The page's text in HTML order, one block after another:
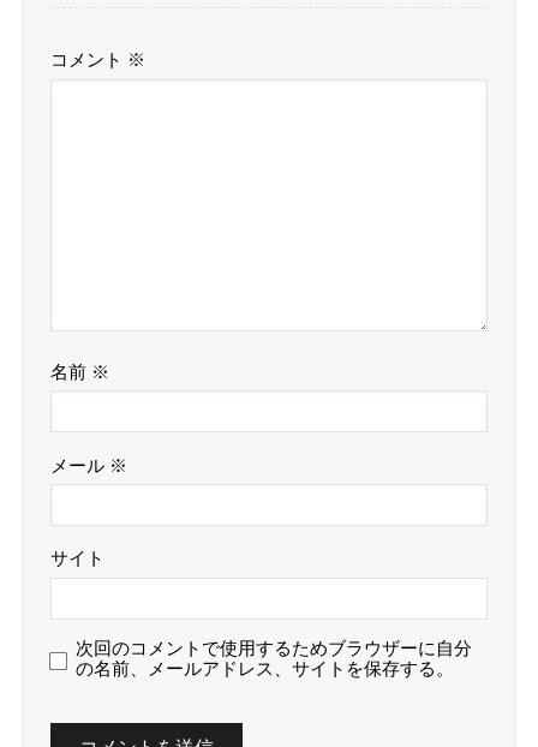
コメント ※
名前 ※
メール ※
サイト
次回のコメントで使用するためブラウザーに自分
の名前、メールアドレス、サイトを保存する。